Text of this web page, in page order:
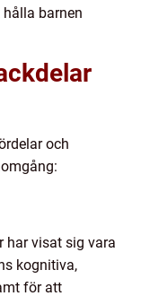
barnen
och
har visat sig vara
kognitiva,
för att